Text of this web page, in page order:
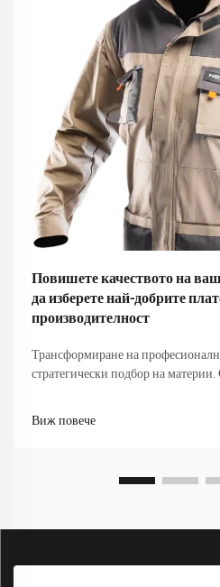
Повишете качеството на
да изберете най-добрите
производителност
Трансформиране на
стратегически подбор на
Виж повече